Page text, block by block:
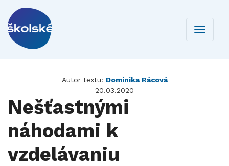
Toggle
Autor textu: Dominika Rácová
20.03.2020
Nešťastnými
náhodami k
vzdelávaniu